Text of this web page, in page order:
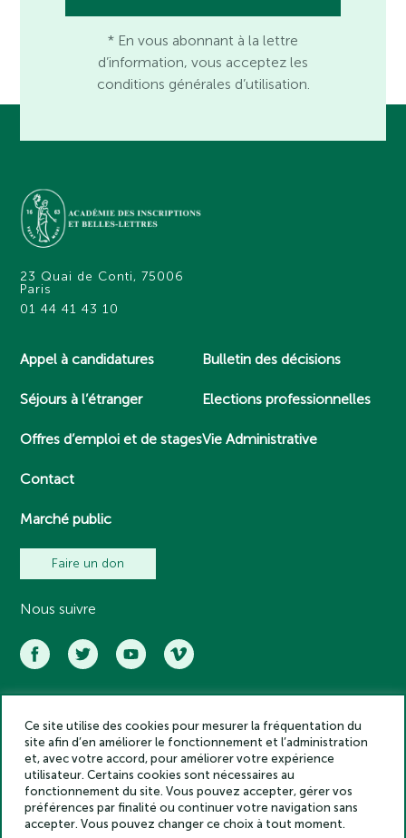
* En vous abonnant à la lettre
d’information, vous acceptez les
conditions générales d’utilisation.
23 Quai de Conti, 75006
Paris
01 44 41 43 10
Appel à candidatures
Séjours à l’étranger
Offres d’emploi et de stages
Contact
Marché public
Bulletin des décisions
Elections professionnelles
Vie Administrative
Faire un don
Nous suivre
Académie des inscriptions et belles lettres – Tous droits réservés
2025
Politique de confidentialité
Mentions légales
Crédits
Gestion des cookies
Ce site utilise des cookies pour mesurer la fréquentation du
site afin d’en améliorer le fonctionnement et l’administration
et, avec votre accord, pour améliorer votre expérience
utilisateur. Certains cookies sont nécessaires au
fonctionnement du site. Vous pouvez accepter, gérer vos
préférences par finalité ou continuer votre navigation sans
accepter. Vous pouvez changer ce choix à tout moment.